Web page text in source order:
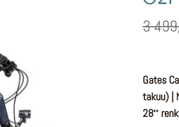
3
Gates
takuu) |
28″